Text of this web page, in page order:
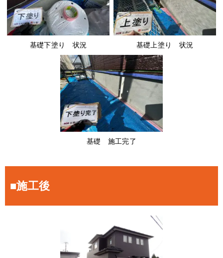
基礎下塗り 状況 基礎上塗り 状況
基礎 施工完了
■施工後